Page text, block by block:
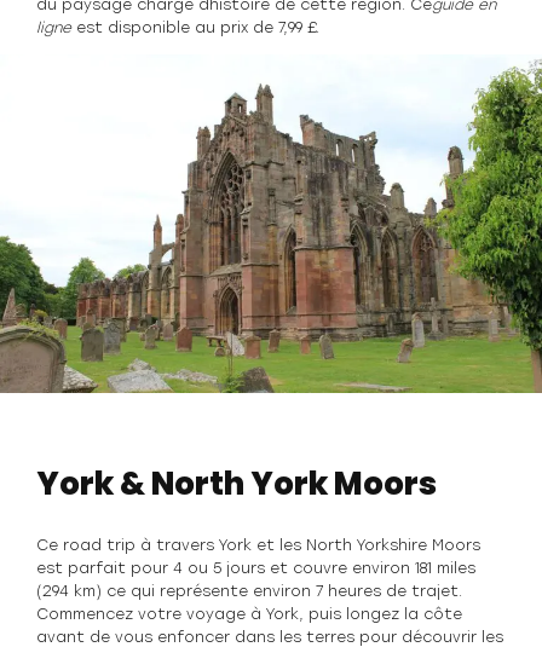
du paysage chargé d´histoire de cette région. Ceguide en
ligneest disponible au prix de 7,99 £.
York & North York Moors
Ce road trip à travers York et les North Yorkshire Moors
est parfait pour 4 ou 5 jours et couvre environ 181 miles
(294 km) ce qui représente environ 7 heures de trajet.
Commencez votre voyage à York, puis longez la côte
avant de vous enfoncer dans les terres pour découvrir les